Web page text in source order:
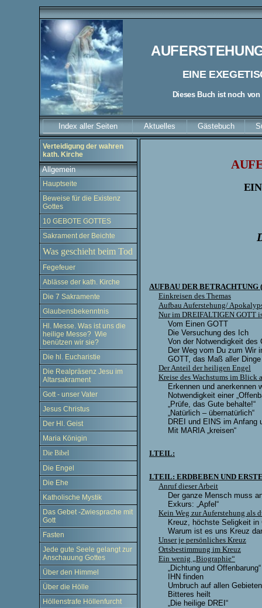
EINE
Dieses Buch ist noch
Index aller Seiten Aktuelles Gästebuch
Verteidigung der wahren
kath. Kirche
Allgemein
Hauptseite
Beweise für die Existenz
Gottes
10 GEBOTE GOTTES
Sakrament der Beichte
Was geschieht beim Tod
Fegefeuer
Ablässe der kath. Kirche
Die 7 Sakramente
Glaubensbekenntnis
Hl. Messe. Was ist uns die
heilige Messe? Wie
benützen wir sie?
Die hl. Eucharistie
Die Realpräsenz Jesu im
Altarsakrament
Gott - unser Vater
Jesus Christus
Der Hl. Geist
Maria Königin
Die Bibel
Die Engel
Die Ehe
Katholische Mystik
Das Gebet -Zwiesprache mit
Gott
Fasten
Jede gute Seele gelangt zur
Anschauung Gottes
Über den Himmel
Über die Hölle
Höllenstrafe Höllenfurcht
AUFBAU DER BETRACHTUNG
Einkreisen des Themas
Aufbau Auferstehung/
Nur im DREIFALTIGEN GOTT
Vom Einen GOTT
Die Versuchung des Ich
Von der Notwendigkeit des
Der Weg vom Du zum Wir
GOTT, das Maß aller Dinge
Der Anteil der heiligen Engel
Kreise des Wachstums im Blick
Erkennen und anerkennen
Notwendigkeit einer
„Prüfe, das Gute behalte!“
„Natürlich – übernatürlich“
DREI und EINS im Anfang
Mit MARIA „kreisen“
I.TEIL:
I.TEIL: ERDBEBEN UND
Anruf dieser Arbeit
Der ganze Mensch muss
Exkurs: „Apfel“
Kein Weg zur Auferstehung als
Kreuz, höchste Seligkeit in
Warum ist es uns Kreuz
Unser je persönliches Kreuz
Ortsbestimmung im Kreuz
Ein wenig „Biographie“
„Dichtung und Offenbarung“
IHN finden
Umbruch auf allen Gebieten
Bitteres heilt
„Die heilige DREI“